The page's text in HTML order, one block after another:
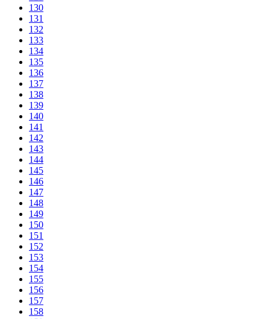
130
131
132
133
134
135
136
137
138
139
140
141
142
143
144
145
146
147
148
149
150
151
152
153
154
155
156
157
158